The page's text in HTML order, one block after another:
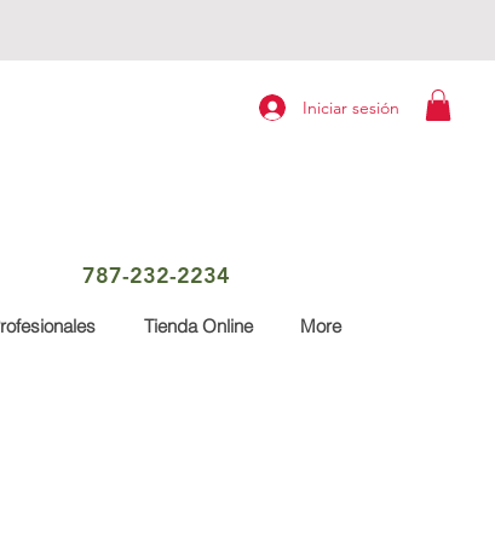
Iniciar sesión
787-232-2234
Tienda Online More